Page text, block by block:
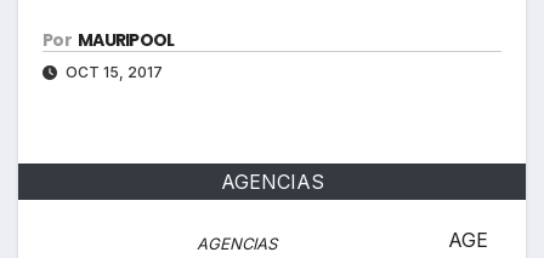
Por MAURIPOOL
OCT 15, 2017
AGENCIAS
AGENCIAS
AGE